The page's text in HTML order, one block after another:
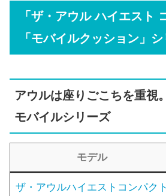
「ザ・アウル ハイエスト
「モバイルクッション」
アウルは座りごこちを重視
モバイルシリーズ
モデル
ザ・アウルハイエストコンパクト